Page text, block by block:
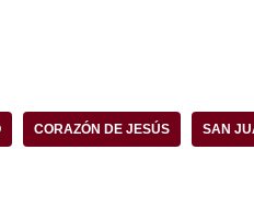
CORAZÓN DE JESÚS SAN